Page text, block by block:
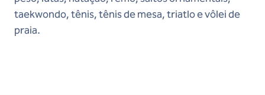
taekwondo, tênis, tênis de mesa, triatlo e vôlei de
praia.